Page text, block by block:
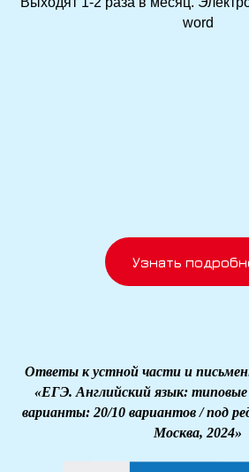
word
Узнать
Ответы к устной части и
«ЕГЭ. Английский язык: типовые
варианты: 20/10 вариантов / под
Москва, 2024»